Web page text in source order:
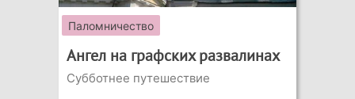
Паломничество
Ангел на графских развалинах
Субботнее путешествие